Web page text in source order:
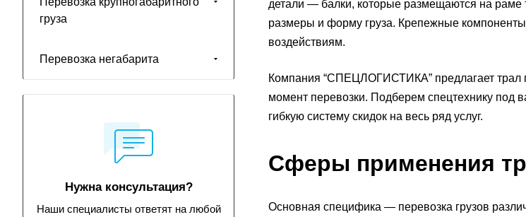
детали — балки, которые размещаются на раме
размеры и форму груза. Крепежные
воздействиям.
Компания “СПЕЦЛОГИСТИКА” предлагает трал
момент перевозки. Подберем спецтехнику под
гибкую систему скидок на весь ряд услуг.
Сферы применения
Основная специфика — перевозка грузов
груза
Перевозка негабарита
Нужна консультация?
Наши специалисты ответят на любой